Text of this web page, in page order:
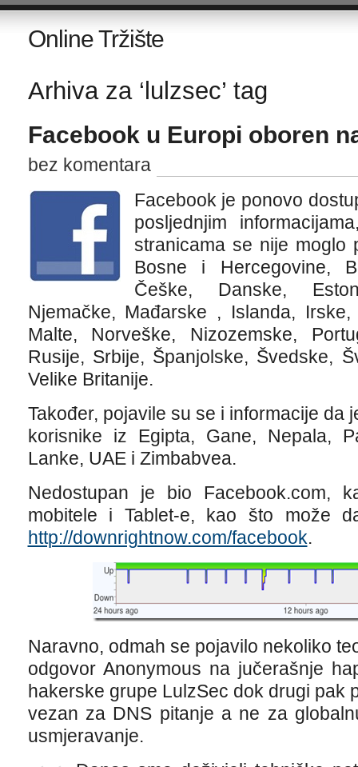
Online Tržište
Arhiva za ‘lulzsec’ tag
Facebook u Europi oboren
bez komentara
Facebook je ponovo
posljednjim
stranicama se nije moglo
Bosne i Hercegovine,
Češke, Danske,
Njemačke, Mađarske , Islanda,
Malte, Norveške, Nizozemske,
Rusije, Srbije, Španjolske, Švedske,
Velike Britanije.
Također, pojavile su se i informacije da
korisnike iz Egipta, Gane, Nepala,
Lanke, UAE i Zimbabvea.
Nedostupan je bio Facebook.com,
mobitele i Tablet-e, kao što može
http://downrightnow.com/facebook.
Naravno, odmah se pojavilo nekoliko
odgovor Anonymous na jučerašnje
hakerske grupe LulzSec dok drugi pak
vezan za DNS pitanje a ne za
usmjeravanje.